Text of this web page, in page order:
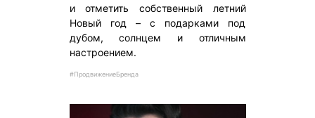
и отметить собственный летний
Новый год – с подарками под
дубом, солнцем и отличным
настроением.
#ПродвижениеБренда